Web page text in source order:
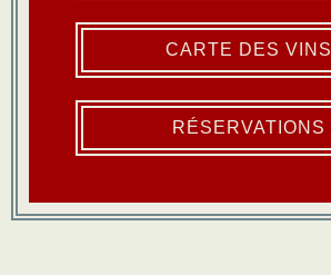
CARTE DES VINS
RÉSERVATIONS